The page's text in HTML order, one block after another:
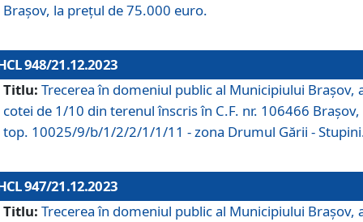
Brașov, la prețul de 75.000 euro.
948/21.12.2023
Titlu: Trecerea în domeniul public al Municipiului Braşov,
cotei de 1/10 din terenul înscris în C.F. nr. 106466 Brașov,
top. 10025/9/b/1/2/2/1/1/11 - zona Drumul Gării -
947/21.12.2023
Titlu: Trecerea în domeniul public al Municipiului Braşov,